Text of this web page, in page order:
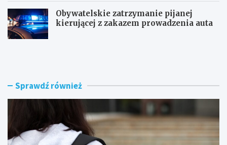
Obywatelskie zatrzymanie pijanej
kierującej z zakazem prowadzenia auta
G
y
B
n Sprawdź również